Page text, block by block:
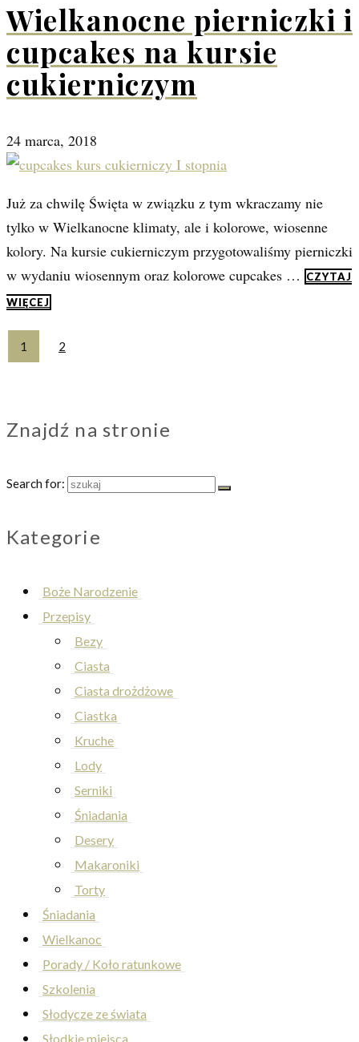
Wielkanocne pierniczki i
cupcakes na kursie
cukierniczym
24 marca, 2018
Już za chwilę Święta w związku z tym wkraczamy nie
tylko w Wielkanocne klimaty, ale i kolorowe, wiosenne
kolory. Na kursie cukierniczym przygotowaliśmy pierniczki
w wydaniu wiosennym oraz kolorowe cupcakes …
CZYTAJ
WIĘCEJ
1 2
Znajdź na stronie
Search for:
Kategorie
Boże Narodzenie
Przepisy
Bezy
Ciasta
Ciasta drożdżowe
Ciastka
Kruche
Lody
Serniki
Śniadania
Desery
Makaroniki
Torty
Śniadania
Wielkanoc
Porady / Koło ratunkowe
Szkolenia
Słodycze ze świata
Słodkie miejsca